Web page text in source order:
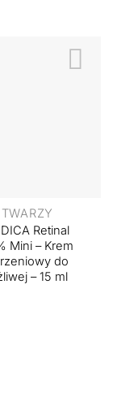
Retinal
Mini – Krem
do
– 15 ml